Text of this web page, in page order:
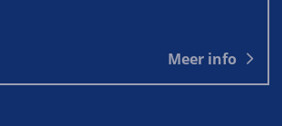
Meer info